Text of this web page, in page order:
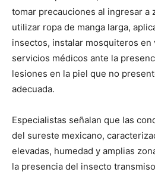
tomar precauciones al ingresar a
utilizar ropa de manga larga,
insectos, instalar mosquiteros en
servicios médicos ante la
lesiones en la piel que no
adecuada.
Especialistas señalan que las
del sureste mexicano,
elevadas, humedad y amplias
la presencia del insecto